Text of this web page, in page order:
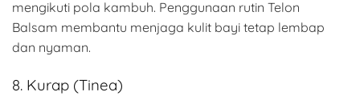
mengikuti pola kambuh. Penggunaan rutin Telon
Balsam membantu menjaga kulit bayi tetap lembap
dan nyaman.
8. Kurap (Tinea)